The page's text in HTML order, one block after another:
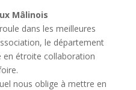
Mâlinois
dans les meilleures
le département
en étroite collaboration
nous oblige à mettre en